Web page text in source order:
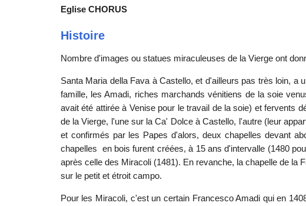
Eglise CHORUS
Histoire
Nombre d'images ou statues miraculeuses de la Vierge ont
Santa Maria della Fava à Castello, et d'ailleurs pas très loin,
famille, les Amadi, riches marchands vénitiens de la soie
avait été attirée à Venise pour le travail de la soie) et fervents
de la Vierge, l'une sur la Ca' Dolce à Castello, l'autre (leur
et confirmés par les Papes d'alors, deux chapelles devant
chapelles en bois furent créées, à 15 ans d'intervalle (1480
après celle des Miracoli (1481). En revanche, la chapelle de la
sur le petit et étroit campo.
Pour les Miracoli, c'est un certain Francesco Amadi qui en